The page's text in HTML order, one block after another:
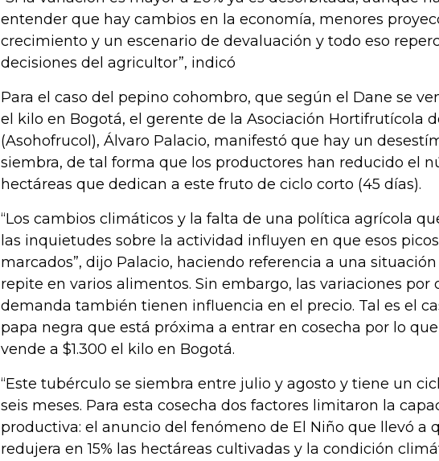
entender que hay cambios en la economía, menores
crecimiento y un escenario de devaluación y todo eso
decisiones del agricultor”, indicó
Para el caso del pepino cohombro, que según el Dane se
el kilo en Bogotá, el gerente de la Asociación Hortifrutícola
(Asohofrucol), Álvaro Palacio, manifestó que hay un
siembra, de tal forma que los productores han reducido el
hectáreas que dedican a este fruto de ciclo corto (45 días).
“Los cambios climáticos y la falta de una política agrícola
las inquietudes sobre la actividad influyen en que esos
marcados”, dijo Palacio, haciendo referencia a una
repite en varios alimentos. Sin embargo, las variaciones por
demanda también tienen influencia en el precio. Tal es el
papa negra que está próxima a entrar en cosecha por lo
vende a $1.300 el kilo en Bogotá.
“Este tubérculo se siembra entre julio y agosto y tiene un
seis meses. Para esta cosecha dos factores limitaron la
productiva: el anuncio del fenómeno de El Niño que llevó a
redujera en 15% las hectáreas cultivadas y la condición